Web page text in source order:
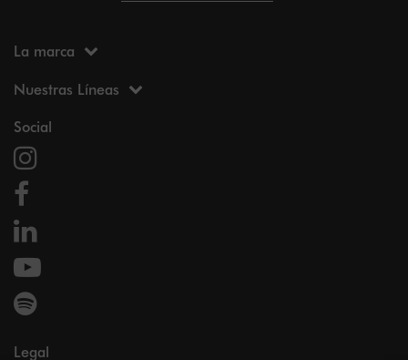
La marca
Nuestras Líneas
Social
Legal